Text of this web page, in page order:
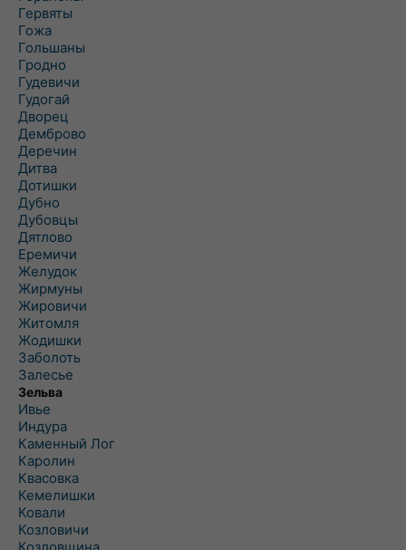
Гервяты
Гожа
Гольшаны
Гродно
Гудевичи
Гудогай
Дворец
Демброво
Деречин
Дитва
Дотишки
Дубно
Дубовцы
Дятлово
Еремичи
Желудок
Жирмуны
Жировичи
Житомля
Жодишки
Заболоть
Залесье
Зельва
Ивье
Индура
Каменный Лог
Каролин
Квасовка
Кемелишки
Ковали
Козловичи